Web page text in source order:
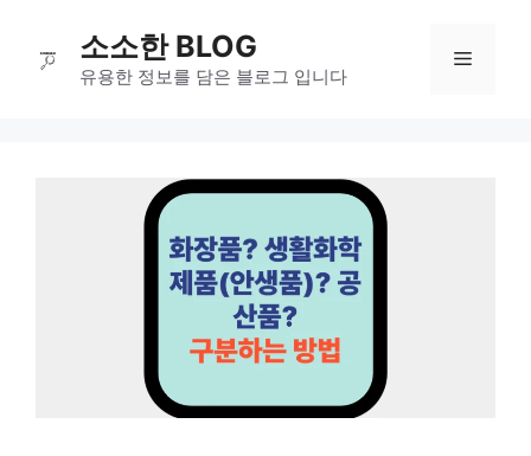
소소한 BLOG
유용한 정보를 담은 블로그 입니다
메